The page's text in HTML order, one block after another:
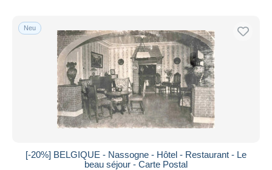
Neu
[-20%] BELGIQUE - Nassogne - Hôtel - Restaurant - Le
beau séjour - Carte Postal